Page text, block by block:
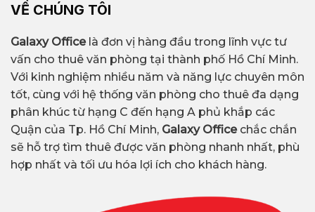
VỀ CHÚNG TÔI
Galaxy Officelà đơn vị hàng đầu trong lĩnh vực tư
vấn cho thuê văn phòng tại thành phố Hồ Chí Minh.
Với kinh nghiệm nhiều năm và năng lực chuyên môn
tốt, cùng với hệ thống văn phòng cho thuê đa dạng
phân khúc từ hạng C đến hạng A phủ khắp các
Quận của Tp. Hồ Chí Minh, Galaxy Office chắc chắn
sẽ hỗ trợ tìm thuê được văn phòng nhanh nhất, phù
hợp nhất và tối ưu hóa lợi ích cho khách hàng.